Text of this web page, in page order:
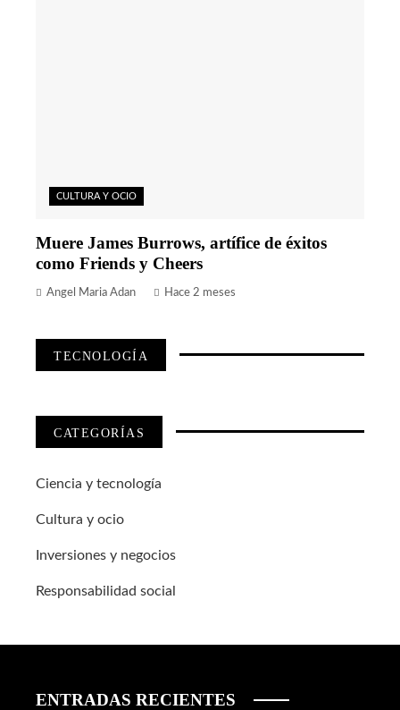
CULTURA Y OCIO
Muere James Burrows, artífice de éxitos
como Friends y Cheers
Angel Maria Adan Hace 2 meses
TECNOLOGÍA
CATEGORÍAS
Ciencia y tecnología
Cultura y ocio
Inversiones y negocios
Responsabilidad social
ENTRADAS RECIENTES